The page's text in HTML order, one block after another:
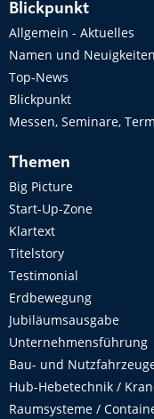
Blickpunkt
Allgemein - Aktuelles
Namen und Neuigkeiten
Top-News
Blickpunkt
Messen, Seminare,
Themen
Big Picture
Start-Up-Zone
Klartext
Titelstory
Testimonial
Erdbewegung
Jubiläumsausgabe
Unternehmensführung
Bau- und
Hub-Hebetechnik /
Raumsysteme /